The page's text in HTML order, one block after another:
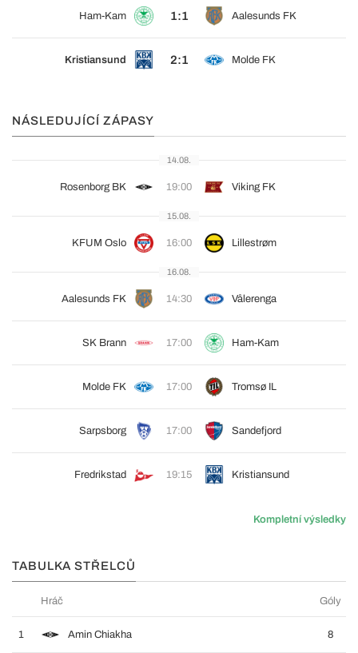
Ham-Kam 1:1 Aalesunds FK
Kristiansund 2:1 Molde FK
NÁSLEDUJÍCÍ ZÁPASY
14.08.
Rosenborg BK 19:00 Viking FK
15.08.
KFUM Oslo 16:00 Lillestrøm
16.08.
Aalesunds FK 14:30 Vålerenga
SK Brann 17:00 Ham-Kam
Molde FK 17:00 Tromsø IL
Sarpsborg 17:00 Sandefjord
Fredrikstad 19:15 Kristiansund
Kompletní výsledky
TABULKA STŘELCŮ
Hráč Góly
1 Amin Chiakha 8